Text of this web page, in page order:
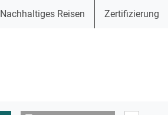
Nachhaltiges Reisen Zertifizierung